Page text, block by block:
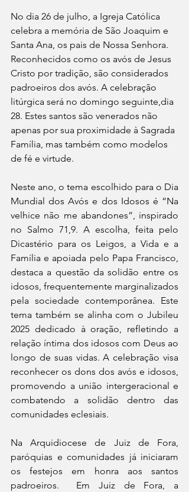
No dia 26 de julho, a Igreja Católica
celebra a memória de São Joaquim e
Santa Ana, os pais de Nossa Senhora.
Reconhecidos como os avós de Jesus
Cristo por tradição, são considerados
padroeiros dos avós. A celebração
litúrgica será no domingo seguinte,dia
28. Estes santos são venerados não
apenas por sua proximidade à Sagrada
Família, mas também como modelos
de fé e virtude.
Neste ano, o tema escolhido para o Dia
Mundial dos Avós e dos Idosos é “Na
velhice não me abandones”, inspirado
no Salmo 71,9. A escolha, feita pelo
Dicastério para os Leigos, a Vida e a
Família e apoiada pelo Papa Francisco,
destaca a questão da solidão entre os
idosos, frequentemente marginalizados
pela sociedade contemporânea. Este
tema também se alinha com o Jubileu
2025 dedicado à oração, refletindo a
relação íntima dos idosos com Deus ao
longo de suas vidas. A celebração visa
reconhecer os dons dos avós e idosos,
promovendo a união intergeracional e
combatendo a solidão dentro das
comunidades eclesiais.
Na Arquidiocese de Juiz de Fora,
paróquias e comunidades já iniciaram
os festejos em honra aos santos
padroeiros.  Em Juiz de Fora, a